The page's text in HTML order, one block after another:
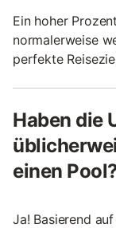
Ein hoher
normalerweise
perfekte
Haben die
einen
Ja! Basierend